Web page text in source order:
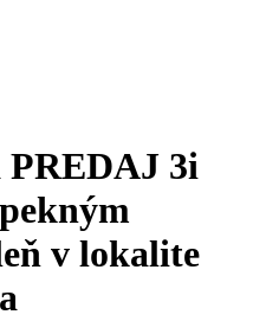
PREDAJ 3i
v lokalite